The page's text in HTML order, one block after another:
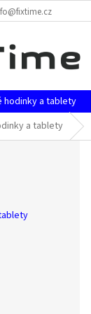
hodinky a tablety
a tablety